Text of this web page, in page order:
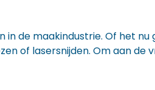
de maakindustrie. Of het
of lasersnijden. Om aan